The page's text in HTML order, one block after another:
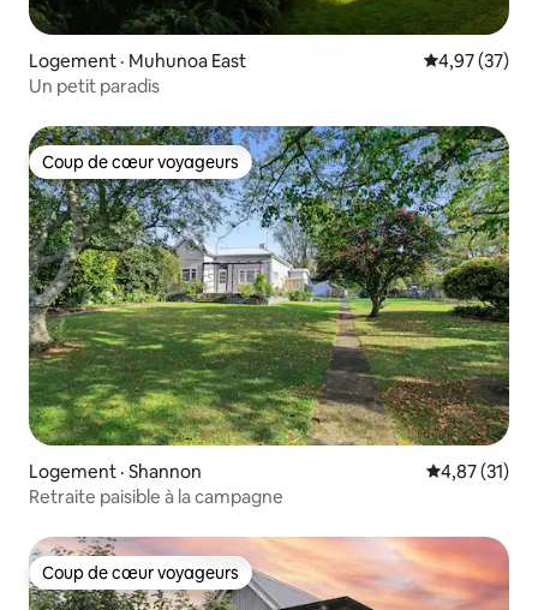
Logement · Muhunoa East Note
4,97 (37)
Un petit paradis
Coup de cœur voyageurs
Coup de cœur voyageurs
Logement · Shannon Note
4,87 (31)
Retraite paisible à la campagne
Coup de cœur voyageurs
Coup de cœur voyageurs